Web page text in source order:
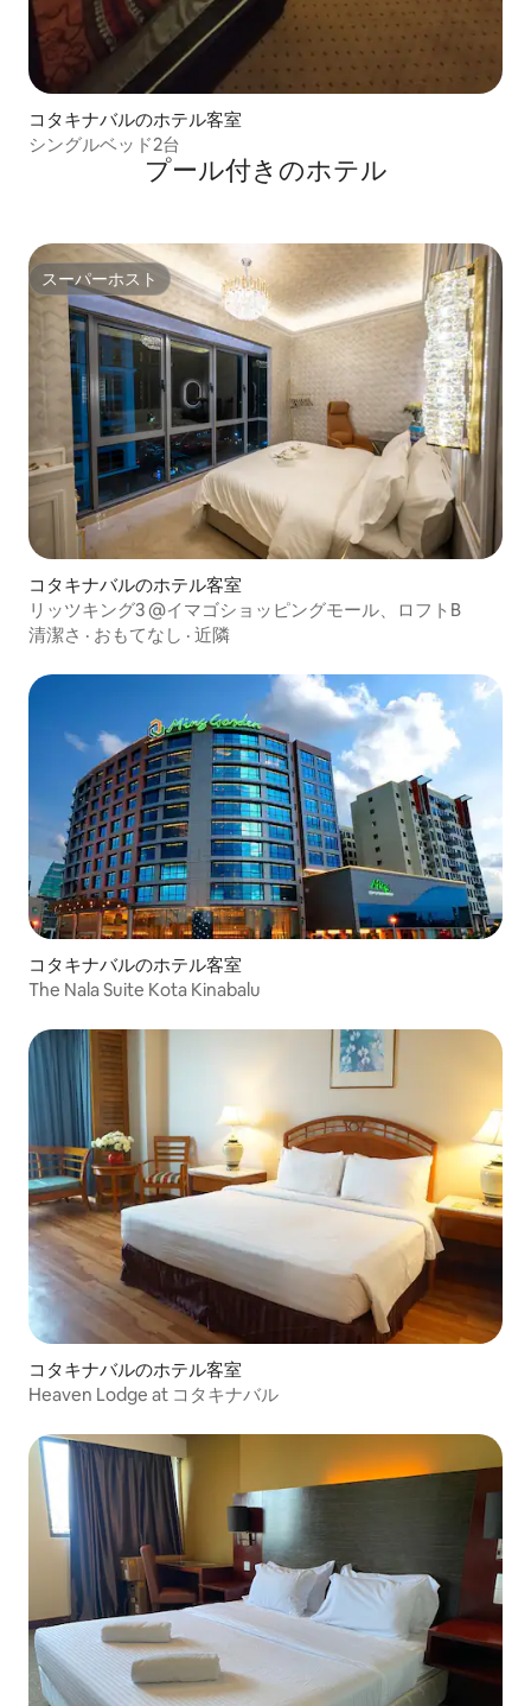
コタキナバルのホテル客室
シングルベッド2台
プール付きのホ⁠テ⁠ル
スーパーホスト
スーパーホスト
コタキナバルのホテル客室
リッツキング3 @イマゴショッピングモール、ロフトB
清潔さ · おもてなし · 近隣
コタキナバルのホテル客室
The Nala Suite Kota Kinabalu
コタキナバルのホテル客室
Heaven Lodge at コタキナバル